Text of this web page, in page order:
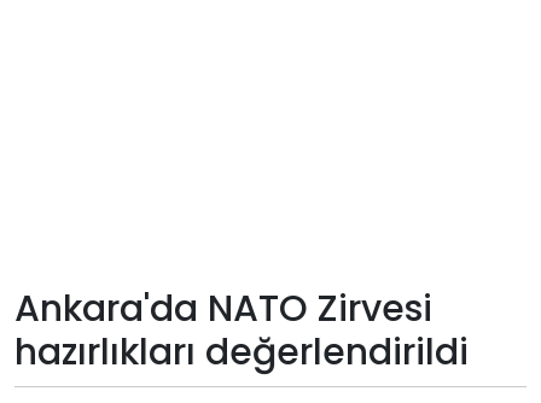
Künye
Giriş
Yap
Ankara'da NATO Zirvesi
hazırlıkları değerlendirildi